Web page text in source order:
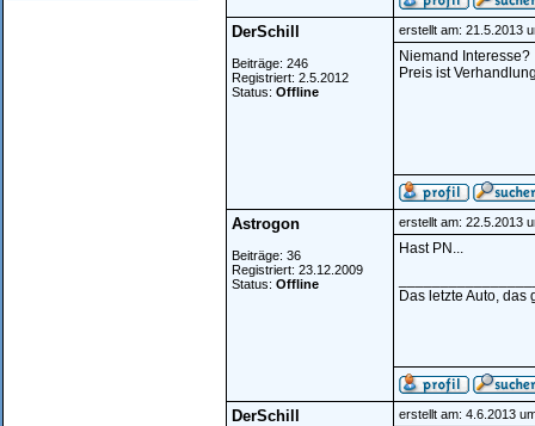
DerSchill
Beiträge: 246
Registriert: 2.5.2012
Status: Offline
erstellt am: 21.5.2013
Niemand Interesse?
Preis ist
Astrogon
Beiträge: 36
Registriert: 23.12.2009
Status: Offline
erstellt am: 22.5.2013
Hast PN...
Das letzte Auto,
DerSchill erstellt am: 4.6.2013